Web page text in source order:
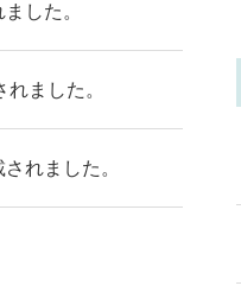
した。
ました。
れました。